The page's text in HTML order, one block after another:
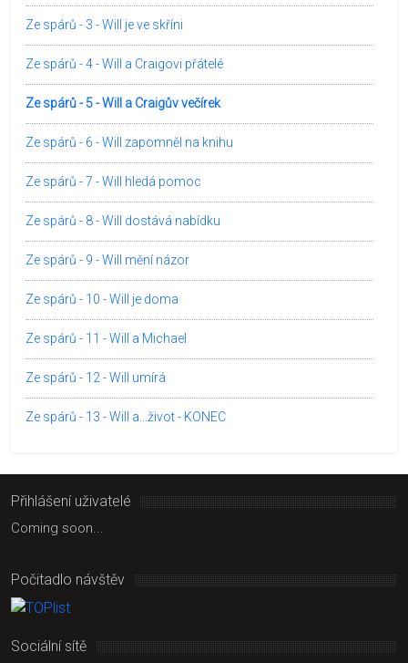
Ze spárů - 3 - Will je ve skříni
Ze spárů - 4 - Will a Craigovi přátelé
Ze spárů - 5 - Will a Craigův večírek
Ze spárů - 6 - Will zapomněl na knihu
Ze spárů - 7 - Will hledá pomoc
Ze spárů - 8 - Will dostává nabídku
Ze spárů - 9 - Will mění názor
Ze spárů - 10 - Will je doma
Ze spárů - 11 - Will a Michael
Ze spárů - 12 - Will umírá
Ze spárů - 13 - Will a...život - KONEC
Přihlášení uživatelé
Coming soon...
Počitadlo návštěv
Sociální sítě